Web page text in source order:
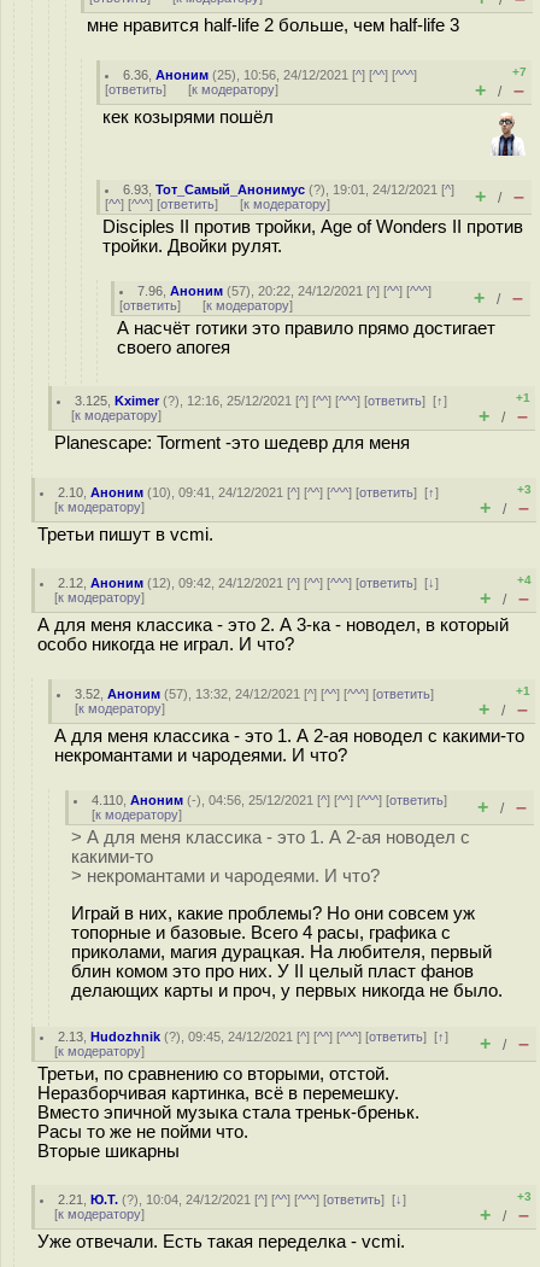
мне нравится half-life 2 больше, чем half-life 3
6.36 ,Аноним (25), 10:56, 24/12/2021 [^] [^^] [^^^]
[ответить] [к модератору]
+7
+ / –
кек козырями пошёл
6.93 ,Тот_Самый_Анонимус (?), 19:01, 24/12/2021 [^]
[^^] [^^^] [ответить] [к модератору] + / –
Disciples II против тройки, Age of Wonders II против
тройки. Двойки рулят.
7.96 ,Аноним (57), 20:22, 24/12/2021 [^] [^^] [^^^]
[ответить] [к модератору] + / –
А насчёт готики это правило прямо достигает
своего апогея
3.125 ,Kximer(?), 12:16, 25/12/2021 [^] [^^] [^^^] [ответить][↑]
[к модератору]
+1
+ / –
Planescape: Torment -это шедевр для меня
2.10 ,Аноним (10), 09:41, 24/12/2021 [^] [^^] [^^^] [ответить][↑]
[к модератору]
+3
+ / –
Третьи пишут в vcmi.
2.12 ,Аноним (12), 09:42, 24/12/2021 [^] [^^] [^^^] [ответить][↓]
[к модератору]
+4
+ / –
А для меня классика - это 2. А 3-ка - новодел, в который
особо никогда не играл. И что?
3.52 ,Аноним (57), 13:32, 24/12/2021 [^] [^^] [^^^] [ответить]
[к модератору]
+1
+ / –
А для меня классика - это 1. А 2-ая новодел с какими-то
некромантами и чародеями. И что?
4.110 ,Аноним (-), 04:56, 25/12/2021 [^] [^^] [^^^] [ответить]
[к модератору] + / –
> А для меня классика - это 1. А 2-ая новодел с
какими-то
> некромантами и чародеями. И что?
Играй в них, какие проблемы? Но они совсем уж
топорные и базовые. Всего 4 расы, графика с
приколами, магия дурацкая. На любителя, первый
блин комом это про них. У II целый пласт фанов
делающих карты и проч, у первых никогда не было.
2.13 ,Hudozhnik (?), 09:45, 24/12/2021 [^] [^^] [^^^] [ответить][↑]
[к модератору] + / –
Третьи, по сравнению со вторыми, отстой.
Неразборчивая картинка, всё в перемешку.
Вместо эпичной музыка стала треньк-бреньк.
Расы то же не пойми что.
Вторые шикарны
2.21 ,Ю.Т. (?), 10:04, 24/12/2021 [^] [^^] [^^^] [ответить][↓]
[к модератору]
+3
+ / –
Уже отвечали. Есть такая переделка - vcmi.